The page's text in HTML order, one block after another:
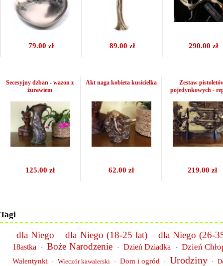
79.00 zł 89.00 zł 290.00 zł
125.00 zł
Secesyjny dzban - wazon z
żurawiem
62.00 zł
Akt naga kobieta kusicielka
219.00 zł
Zestaw
pojedynkowych -
Tagi
· dla Niego · dla Niego (18-25 lat) · dla Niego (26-
18astka · Boże Narodzenie · Dzień Dziadka · Dzień
Walentynki · Wieczór kawalerski · Dom i ogród · Urodziny ·